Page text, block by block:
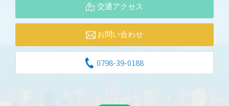
交通アクセス
お問い合わせ
0798-39-0188